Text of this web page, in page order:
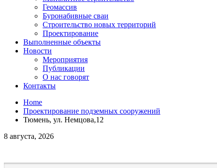
Геомассив
Буронабивные сваи
Строительство новых территорий
Проектирование
Выполненные объекты
Новости
Мероприятия
Публикации
О нас говорят
Контакты
Home
Проектирование подземных сооружений
Тюмень, ул. Немцова,12
8 августа, 2026